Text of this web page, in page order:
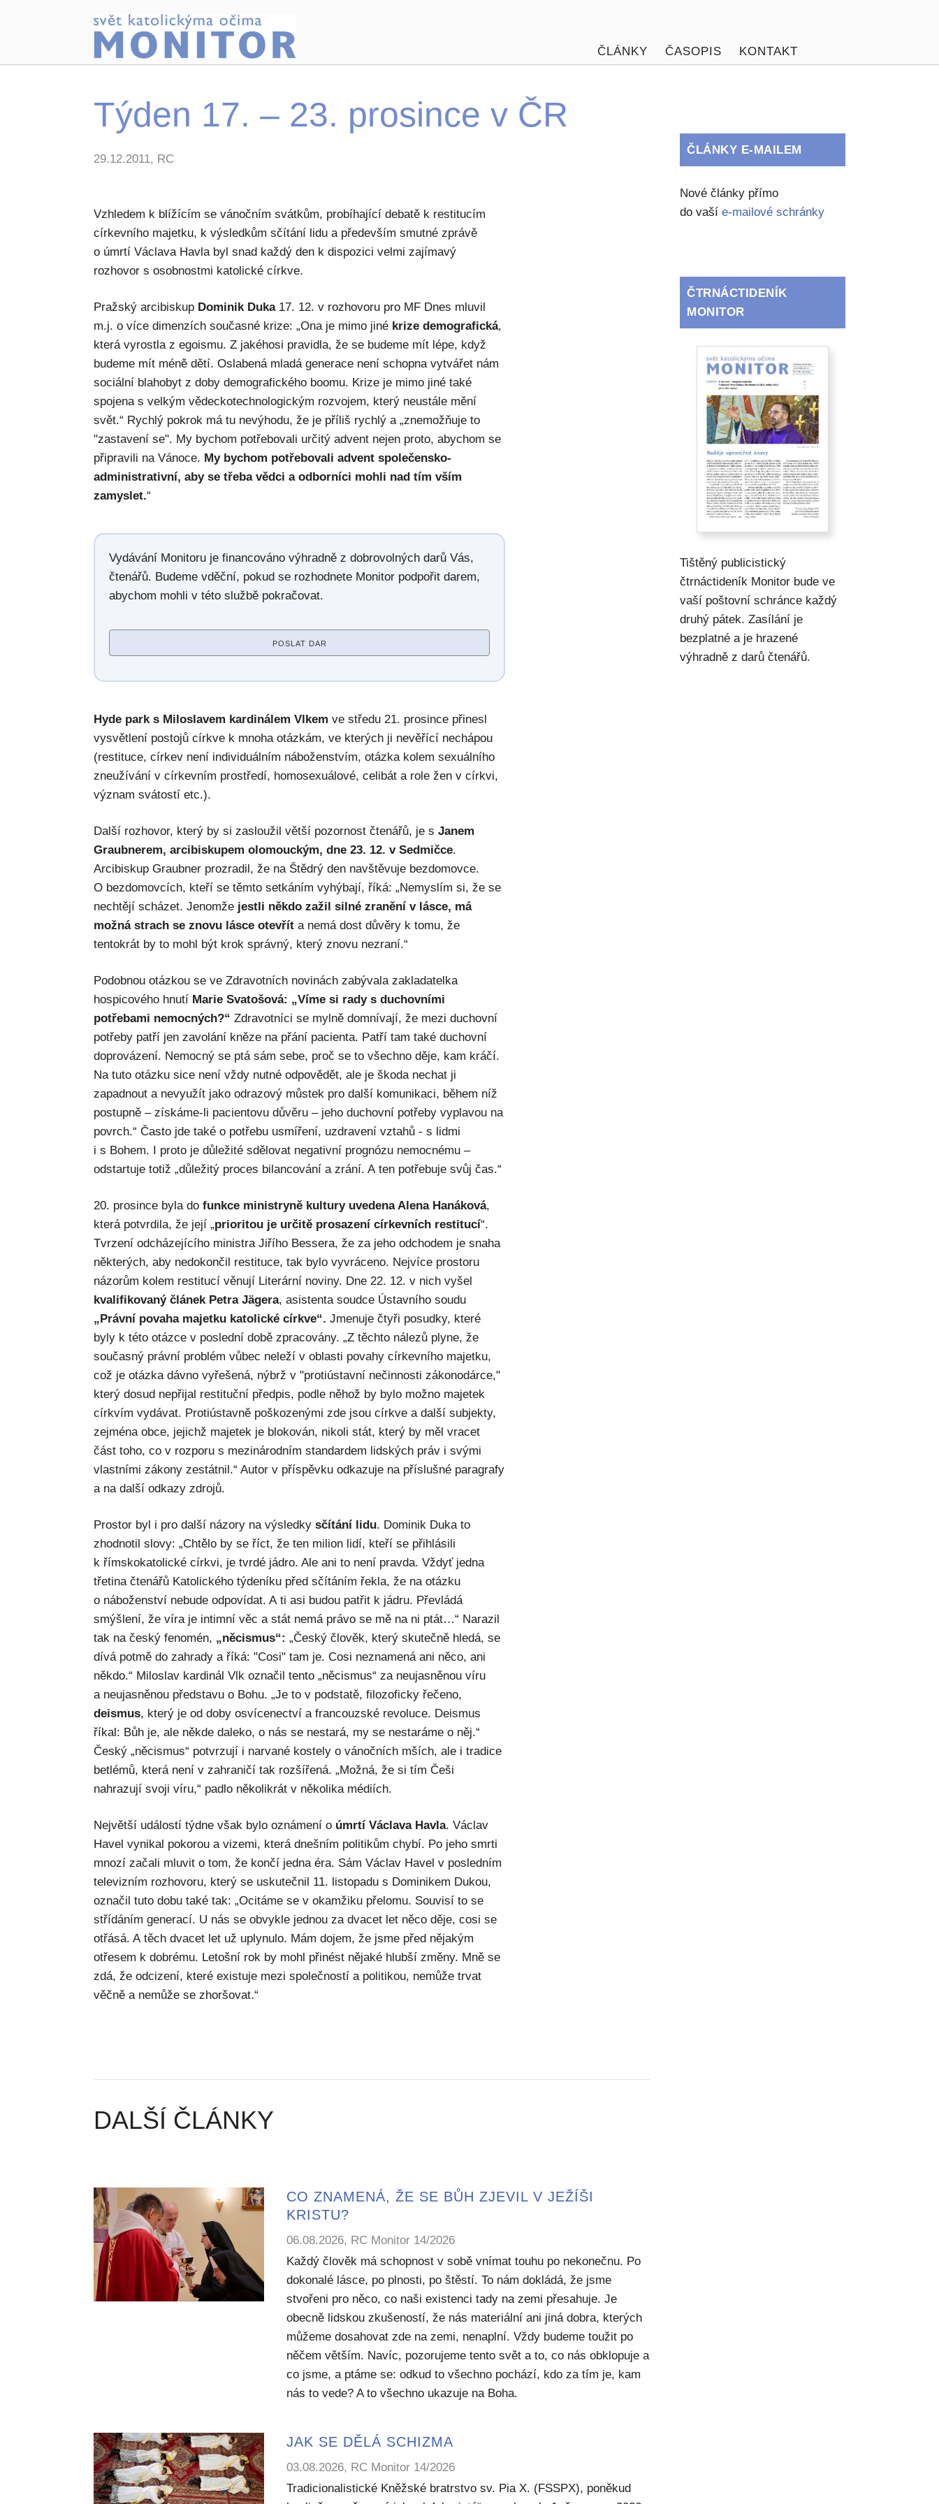
ČLÁNKY ČASOPIS KONTAKT
Týden 17. – 23. prosince v ČR
29.12.2011, RC
Vzhledem k blížícím se vánočním svátkům, probíhající debatě k restitucím
církevního majetku, k výsledkům sčítání lidu a především smutné zprávě
o úmrtí Václava Havla byl snad každý den k dispozici velmi zajímavý
rozhovor s osobnostmi katolické církve.
Pražský arcibiskup Dominik Duka17. 12. v rozhovoru pro MF Dnes mluvil
m.j. o více dimenzích současné krize: „Ona je mimo jiné krize demografická,
která vyrostla z egoismu. Z jakéhosi pravidla, že se budeme mít lépe, když
budeme mít méně dětí. Oslabená mladá generace není schopna vytvářet nám
sociální blahobyt z doby demografického boomu. Krize je mimo jiné také
spojena s velkým vědeckotechnologickým rozvojem, který neustále mění
svět.“ Rychlý pokrok má tu nevýhodu, že je příliš rychlý a „znemožňuje to
"zastavení se". My bychom potřebovali určitý advent nejen proto, abychom se
připravili na Vánoce. My bychom potřebovali advent společensko-
administrativní, aby se třeba vědci a odborníci mohli nad tím vším
zamyslet.“
Vydávání Monitoru je financováno výhradně z dobrovolných darů Vás,
čtenářů. Budeme vděční, pokud se rozhodnete Monitor podpořit darem,
abychom mohli v této službě pokračovat.
POSLAT DAR
Hyde park s Miloslavem kardinálem Vlkem ve středu 21. prosince přinesl
vysvětlení postojů církve k mnoha otázkám, ve kterých ji nevěřící nechápou
(restituce, církev není individuálním náboženstvím, otázka kolem sexuálního
zneužívání v církevním prostředí, homosexuálové, celibát a role žen v církvi,
význam svátostí etc.).
Další rozhovor, který by si zasloužil větší pozornost čtenářů, je sJanem
Graubnerem, arcibiskupem olomouckým, dne 23. 12. v Sedmičce.
Arcibiskup Graubner prozradil, že na Štědrý den navštěvuje bezdomovce.
O bezdomovcích, kteří se těmto setkáním vyhýbají, říká: „Nemyslím si, že se
nechtějí scházet. Jenomže jestli někdo zažil silné zranění v lásce, má
možná strach se znovu lásce otevřít a nemá dost důvěry k tomu, že
tentokrát by to mohl být krok správný, který znovu nezraní.“
Podobnou otázkou se ve Zdravotních novinách zabývala zakladatelka
hospicového hnutí Marie Svatošová: „Víme si rady s duchovními
potřebami nemocných?“ Zdravotníci se mylně domnívají, že mezi duchovní
potřeby patří jen zavolání kněze na přání pacienta. Patří tam také duchovní
doprovázení. Nemocný se ptá sám sebe, proč se to všechno děje, kam kráčí.
Na tuto otázku sice není vždy nutné odpovědět, ale je škoda nechat ji
zapadnout a nevyužít jako odrazový můstek pro další komunikaci, během níž
postupně – získáme-li pacientovu důvěru – jeho duchovní potřeby vyplavou na
povrch.“ Často jde také o potřebu usmíření, uzdravení vztahů - s lidmi
i s Bohem. I proto je důležité sdělovat negativní prognózu nemocnému –
odstartuje totiž „důležitý proces bilancování a zrání. A ten potřebuje svůj čas.“
20. prosince byla dofunkce ministryně kultury uvedena Alena Hanáková,
která potvrdila, že její „prioritou je určitě prosazení církevních restitucí“.
Tvrzení odcházejícího ministra Jiřího Bessera, že za jeho odchodem je snaha
některých, aby nedokončil restituce, tak bylo vyvráceno. Nejvíce prostoru
názorům kolem restitucí věnují Literární noviny. Dne 22. 12. v nich vyšel
kvalifikovaný článek Petra Jägera, asistenta soudce Ústavního soudu
„Právní povaha majetku katolické církve“. Jmenuje čtyři posudky, které
byly k této otázce v poslední době zpracovány. „Z těchto nálezů plyne, že
současný právní problém vůbec neleží v oblasti povahy církevního majetku,
což je otázka dávno vyřešená, nýbrž v "protiústavní nečinnosti zákonodárce,"
který dosud nepřijal restituční předpis, podle něhož by bylo možno majetek
církvím vydávat. Protiústavně poškozenými zde jsou církve a další subjekty,
zejména obce, jejichž majetek je blokován, nikoli stát, který by měl vracet
část toho, co v rozporu s mezinárodním standardem lidských práv i svými
vlastními zákony zestátnil.“ Autor v příspěvku odkazuje na příslušné paragrafy
a na další odkazy zdrojů.
Prostor byl i pro další názory na výsledkysčítání lidu. Dominik Duka to
zhodnotil slovy: „Chtělo by se říct, že ten milion lidí, kteří se přihlásili
k římskokatolické církvi, je tvrdé jádro. Ale ani to není pravda. Vždyť jedna
třetina čtenářů Katolického týdeníku před sčítáním řekla, že na otázku
o náboženství nebude odpovídat. A ti asi budou patřit k jádru. Převládá
smýšlení, že víra je intimní věc a stát nemá právo se mě na ni ptát…“ Narazil
tak na český fenomén, „něcismus“: „Český člověk, který skutečně hledá, se
dívá potmě do zahrady a říká: "Cosi" tam je. Cosi neznamená ani něco, ani
někdo.“ Miloslav kardinál Vlk označil tento „něcismus“ za neujasněnou víru
a neujasněnou představu o Bohu. „Je to v podstatě, filozoficky řečeno,
deismus, který je od doby osvícenectví a francouzské revoluce. Deismus
říkal: Bůh je, ale někde daleko, o nás se nestará, my se nestaráme o něj.“
Český „něcismus“ potvrzují i narvané kostely o vánočních mších, ale i tradice
betlémů, která není v zahraničí tak rozšířená. „Možná, že si tím Češi
nahrazují svoji víru,“ padlo několikrát v několika médiích.
Největší událostí týdne však bylo oznámení o úmrtí Václava Havla. Václav
Havel vynikal pokorou a vizemi, která dnešním politikům chybí. Po jeho smrti
mnozí začali mluvit o tom, že končí jedna éra. Sám Václav Havel v posledním
televizním rozhovoru, který se uskutečnil 11. listopadu s Dominikem Dukou,
označil tuto dobu také tak: „Ocitáme se v okamžiku přelomu. Souvisí to se
střídáním generací. U nás se obvykle jednou za dvacet let něco děje, cosi se
otřásá. A těch dvacet let už uplynulo. Mám dojem, že jsme před nějakým
otřesem k dobrému. Letošní rok by mohl přinést nějaké hlubší změny. Mně se
zdá, že odcizení, které existuje mezi společností a politikou, nemůže trvat
věčně a nemůže se zhoršovat.“
DALŠÍ ČLÁNKY
CO ZNAMENÁ, ŽE SE BŮH ZJEVIL V JEŽÍŠI
KRISTU?
06.08.2026, RC Monitor 14/2026
Každý člověk má schopnost v sobě vnímat touhu po nekonečnu. Po
dokonalé lásce, po plnosti, po štěstí. To nám dokládá, že jsme
stvořeni pro něco, co naši existenci tady na zemi přesahuje. Je
obecně lidskou zkušeností, že nás materiální ani jiná dobra, kterých
můžeme dosahovat zde na zemi, nenaplní. Vždy budeme toužit po
něčem větším. Navíc, pozorujeme tento svět a to, co nás obklopuje a
co jsme, a ptáme se: odkud to všechno pochází, kdo za tím je, kam
nás to vede? A to všechno ukazuje na Boha.
JAK SE DĚLÁ SCHIZMA
03.08.2026, RC Monitor 14/2026
Tradicionalistické Kněžské bratrstvo sv. Pia X. (FSSPX), poněkud
ČLÁNKY E-MAILEM
Nové články přímo
do vašíe-mailové schránky
ČTRNÁCTIDENÍK
MONITOR
Tištěný publicistický
čtrnáctideník Monitor bude ve
vaší poštovní schránce každý
druhý pátek. Zasílání je
bezplatné a je hrazené
výhradně z darů čtenářů.